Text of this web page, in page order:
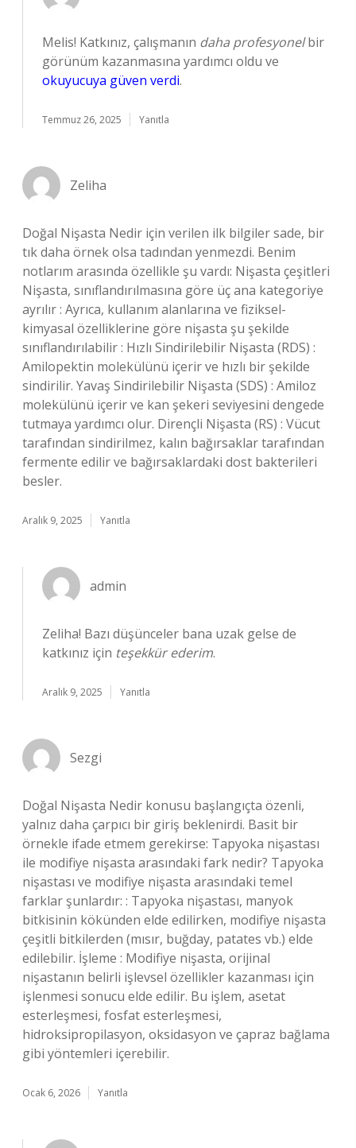
Melis! Katkınız, çalışmanın daha profesyonelbir
görünüm kazanmasına yardımcı oldu ve
okuyucuya güven verdi.
Temmuz 26, 2025 Yanıtla
Zeliha
Doğal Nişasta Nedir için verilen ilk bilgiler sade, bir
tık daha örnek olsa tadından yenmezdi. Benim
notlarım arasında özellikle şu vardı: Nişasta çeşitleri
Nişasta, sınıflandırılmasına göre üç ana kategoriye
ayrılır : Ayrıca, kullanım alanlarına ve fiziksel-
kimyasal özelliklerine göre nişasta şu şekilde
sınıflandırılabilir : Hızlı Sindirilebilir Nişasta (RDS) :
Amilopektin molekülünü içerir ve hızlı bir şekilde
sindirilir. Yavaş Sindirilebilir Nişasta (SDS) : Amiloz
molekülünü içerir ve kan şekeri seviyesini dengede
tutmaya yardımcı olur. Dirençli Nişasta (RS) : Vücut
tarafından sindirilmez, kalın bağırsaklar tarafından
fermente edilir ve bağırsaklardaki dost bakterileri
besler.
Aralık 9, 2025 Yanıtla
admin
Zeliha! Bazı düşünceler bana uzak gelse de
katkınız için teşekkür ederim.
Aralık 9, 2025 Yanıtla
Sezgi
Doğal Nişasta Nedir konusu başlangıçta özenli,
yalnız daha çarpıcı bir giriş beklenirdi. Basit bir
örnekle ifade etmem gerekirse: Tapyoka nişastası
ile modifiye nişasta arasındaki fark nedir? Tapyoka
nişastası ve modifiye nişasta arasındaki temel
farklar şunlardır: : Tapyoka nişastası, manyok
bitkisinin kökünden elde edilirken, modifiye nişasta
çeşitli bitkilerden (mısır, buğday, patates vb.) elde
edilebilir. İşleme : Modifiye nişasta, orijinal
nişastanın belirli işlevsel özellikler kazanması için
işlenmesi sonucu elde edilir. Bu işlem, asetat
esterleşmesi, fosfat esterleşmesi,
hidroksipropilasyon, oksidasyon ve çapraz bağlama
gibi yöntemleri içerebilir.
Ocak 6, 2026 Yanıtla